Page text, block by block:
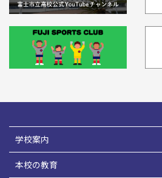
学校案内
本校の教育